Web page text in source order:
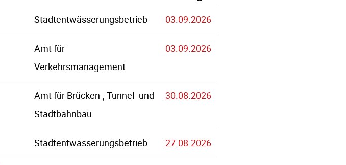
Stadtentwässerungsbetrieb 03.09.2026
Amt für
Verkehrsmanagement
03.09.2026
Amt für Brücken-, Tunnel- und
Stadtbahnbau
30.08.2026
Stadtentwässerungsbetrieb 27.08.2026